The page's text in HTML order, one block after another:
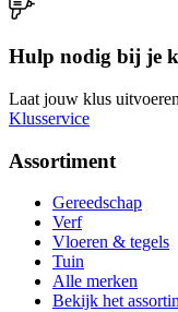
Hulp nodig bij je
Laat jouw klus
Klusservice
Assortiment
Gereedschap
Verf
Vloeren & tegels
Tuin
Alle merken
Bekijk het